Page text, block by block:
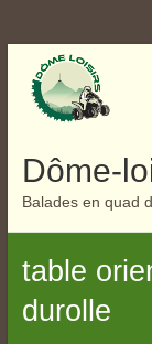
content
Dôme-
Balades en quad
table
durolle